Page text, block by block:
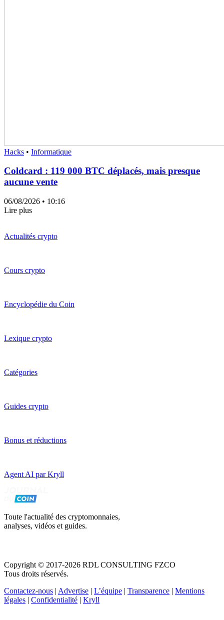
Hacks • Informatique
Coldcard : 119 000 BTC déplacés, mais presque
aucune vente
06/08/2026 • 10:16
Lire plus
Actualités crypto
Cours crypto
Encyclopédie du Coin
Lexique crypto
Catégories
Guides crypto
Bonus et réductions
Agent AI par Kryll
Toute l'actualité des cryptomonnaies,
analyses, vidéos et guides.
Copyright © 2017-2026 RDL CONSULTING FZCO
Tous droits réservés.
Contactez-nous | Advertise | L’équipe | Transparence | Mentions
légales | Confidentialité | Kryll